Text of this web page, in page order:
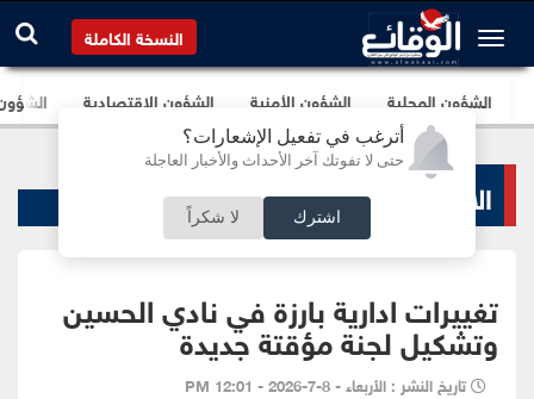
أترغب في تفعيل الإشعارات؟
حتى لا تفوتك آخر الأحداث والأخبار العاجلة
اشترك لا شكراً
النسخة الكاملة
الشؤون المحلية الشؤون الأمنية الشؤون الإقتصادية
الاخبار الرياضية
تغييرات ادارية بارزة في نادي الحسين
وتشكيل لجنة مؤقتة جديدة
تاريخ النشر : الأربعاء - 8-7-2026 - 12:01 PM